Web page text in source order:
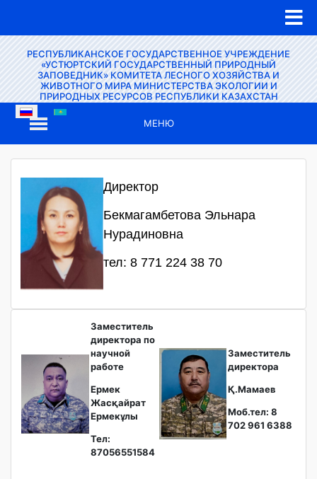
РЕСПУБЛИКАНСКОЕ ГОСУДАРСТВЕННОЕ УЧРЕЖДЕНИЕ
«УСТЮРТСКИЙ ГОСУДАРСТВЕННЫЙ ПРИРОДНЫЙ
ЗАПОВЕДНИК» КОМИТЕТА ЛЕСНОГО ХОЗЯЙСТВА И
ЖИВОТНОГО МИРА МИНИСТЕРСТВА ЭКОЛОГИИ И
ПРИРОДНЫХ РЕСУРСОВ РЕСПУБЛИКИ КАЗАХСТАН
МЕНЮ
Директор
Бекмагамбетова Эльнара
Нурадиновна
тел: 8 771 224 38 70
Заместитель
директора по
научной
работе
Ермек
Жасқайрат
Ермекұлы
Тел:
87056551584
Заместитель
директора
Қ.Мамаев
Моб.тел: 8
702 961 6388